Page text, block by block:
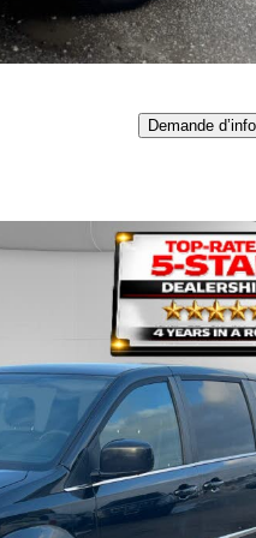
Demande d’info